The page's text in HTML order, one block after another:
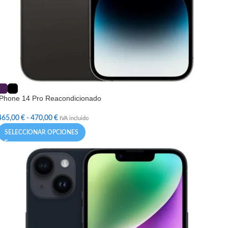
14 Pro Reacondicionado
€ - 470,00 € IVA incluido
SELECCIONAR OPCIONES